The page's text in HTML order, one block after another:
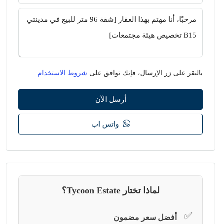
بالنقر على زر الإرسال، فإنك توافق على شروط الاستخدام
أرسل الآن
واتس اب
لماذا تختار Tycoon Estate؟
✅ أفضل سعر مضمون